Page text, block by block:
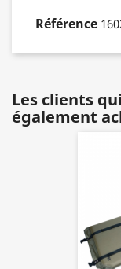
Référence
Les clients
également